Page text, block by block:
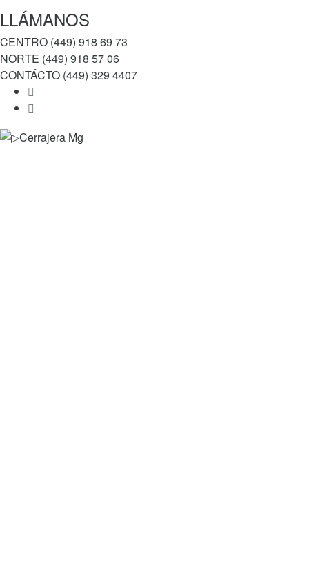
LLÁMANOS
CENTRO (449) 918 69 73
NORTE (449) 918 57 06
CONTÁCTO (449) 329 4407